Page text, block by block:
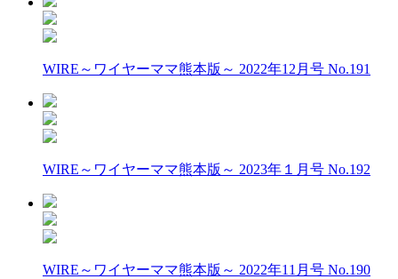
WIRE～ワイヤーママ熊本版～ 2022年12月号 No.191
WIRE～ワイヤーママ熊本版～ 2023年１月号 No.192
WIRE～ワイヤーママ熊本版～ 2022年11月号 No.190